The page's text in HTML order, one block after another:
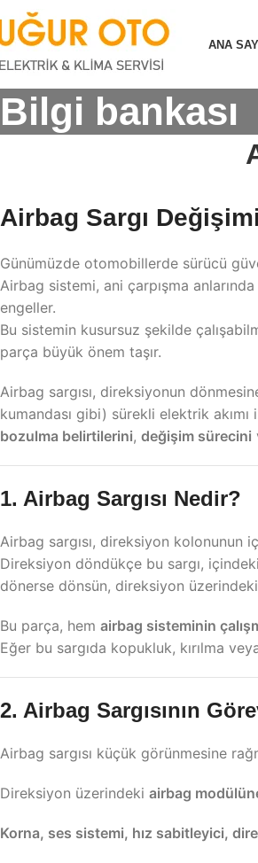
ANA
Bilgi bankası
Airbag Sargı
Günümüzde otomobillerde sürücü
Airbag sistemi, ani çarpışma
engeller.
Bu sistemin kusursuz şekilde
parça büyük önem taşır.
Airbag sargısı, direksiyonun
kumandası gibi) sürekli elektrik akımı
bozulma belirtilerini, değişim sürecini
1. Airbag Sargısı Nedir?
Airbag sargısı, direksiyon kolonunun
Direksiyon döndükçe bu sargı,
dönerse dönsün, direksiyon
Bu parça, hem airbag sisteminin
Eğer bu sargıda kopukluk, kırılma
2. Airbag Sargısının
Airbag sargısı küçük görünmesine
Direksiyon üzerindeki airbag
Korna, ses sistemi, hız sabitleyici,